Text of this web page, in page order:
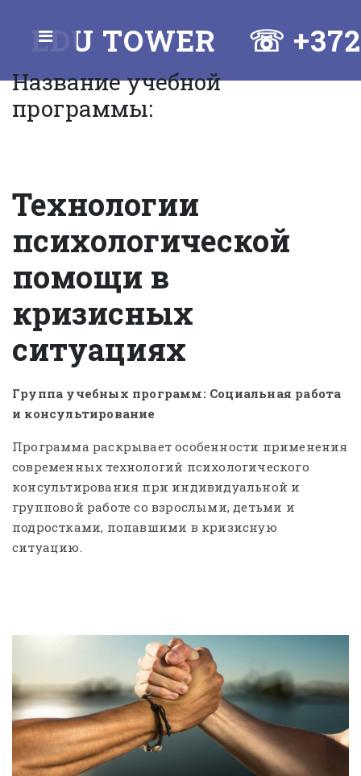
EDU TOWER ☏ +372
Название учебной
программы:
Технологии
психологической
помощи в
кризисных
ситуациях
Группа учебных программ: Социальная работа
и консультирование
Программа раскрывает особенности применения
современных технологий психологического
консультирования при индивидуальной и
групповой работе со взрослыми, детьми и
подростками, попавшими в кризисную
ситуацию.
Toggle